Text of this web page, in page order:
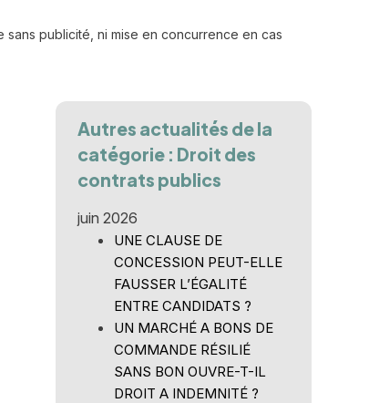
publicité, ni mise en concurrence en cas
Autres actualités de la
catégorie : Droit des
contrats publics
juin 2026
UNE CLAUSE DE
CONCESSION PEUT-ELLE
FAUSSER L’ÉGALITÉ
ENTRE CANDIDATS ?
UN MARCHÉ A BONS DE
COMMANDE RÉSILIÉ
SANS BON OUVRE-T-IL
DROIT A INDEMNITÉ ?